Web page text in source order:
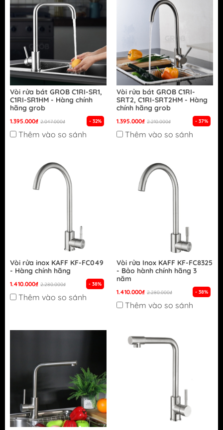
Vòi rửa bát GROB C1RI-SR1,
C1RI-SR1HM - Hàng chính
hãng grob
1.395.000₫ 2.047.000₫ - 32%
Thêm vào so sánh
Vòi rửa bát GROB C1RI-
SRT2, C1RI-SRT2HM - Hàng
chính hãng grob
1.395.000₫ 2.210.000₫ - 37%
Thêm vào so sánh
Vòi rửa inox KAFF KF-FC049
- Hàng chính hãng
1.410.000₫ 2.280.000₫ - 38%
Thêm vào so sánh
Vòi rửa Inox KAFF KF-FC8325
- Bảo hành chính hãng 3
năm
1.410.000₫ 2.280.000₫ - 38%
Thêm vào so sánh